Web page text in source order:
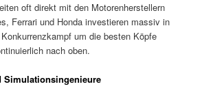
oft direkt mit den Motorenherstellern
Ferrari und Honda investieren massiv in
um die besten Köpfe
nach oben.
Simulationsingenieure